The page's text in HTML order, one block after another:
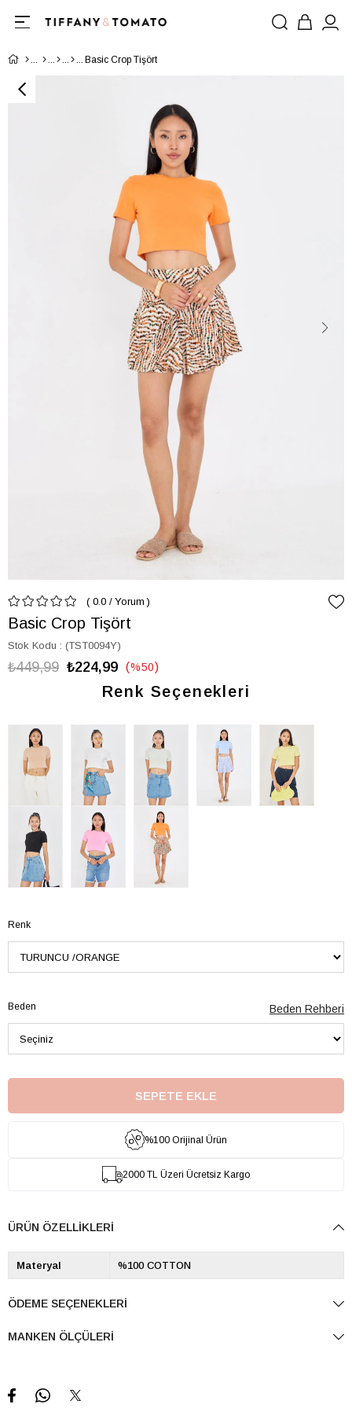
Basic Crop Tişört
0.0 / Yorum
Basic Crop Tişört
Stok Kodu (TST0094Y)
₺449,99 ₺224,99 %50
İndirim
Renk Seçenekleri
Renk
Beden Beden Rehberi
%100 Orijinal Ürün
2000 TL Üzeri Ücretsiz Kargo
ÜRÜN ÖZELLIKLERI
Materyal %100 COTTON
ÖDEME SEÇENEKLERI
MANKEN ÖLÇÜLERI